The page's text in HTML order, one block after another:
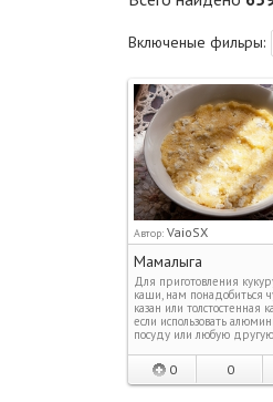
Включеные фильры:
Автор: VaioSX
Мамалыга
Для приготовления
каши, нам понадобиться
казан или толстостенная
если использовать
посуду или любую другую
0 0